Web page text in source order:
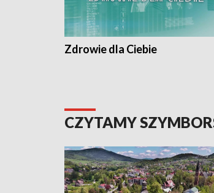
Zdrowie dla Ciebie
CZYTAMY